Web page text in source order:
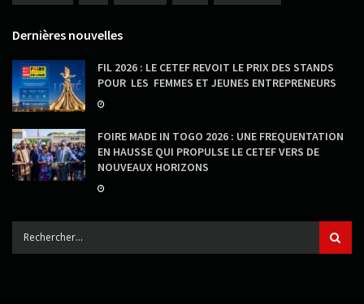
Dernières nouvelles
FIL 2026 : LE CETEF REVOIT LE PRIX DES STANDS
POUR LES FEMMES ET JEUNES ENTREPRENEURS
FOIRE MADE IN TOGO 2026 : UNE FREQUENTATION
EN HAUSSE QUI PROPULSE LE CETEF VERS DE
NOUVEAUX HORIZONS